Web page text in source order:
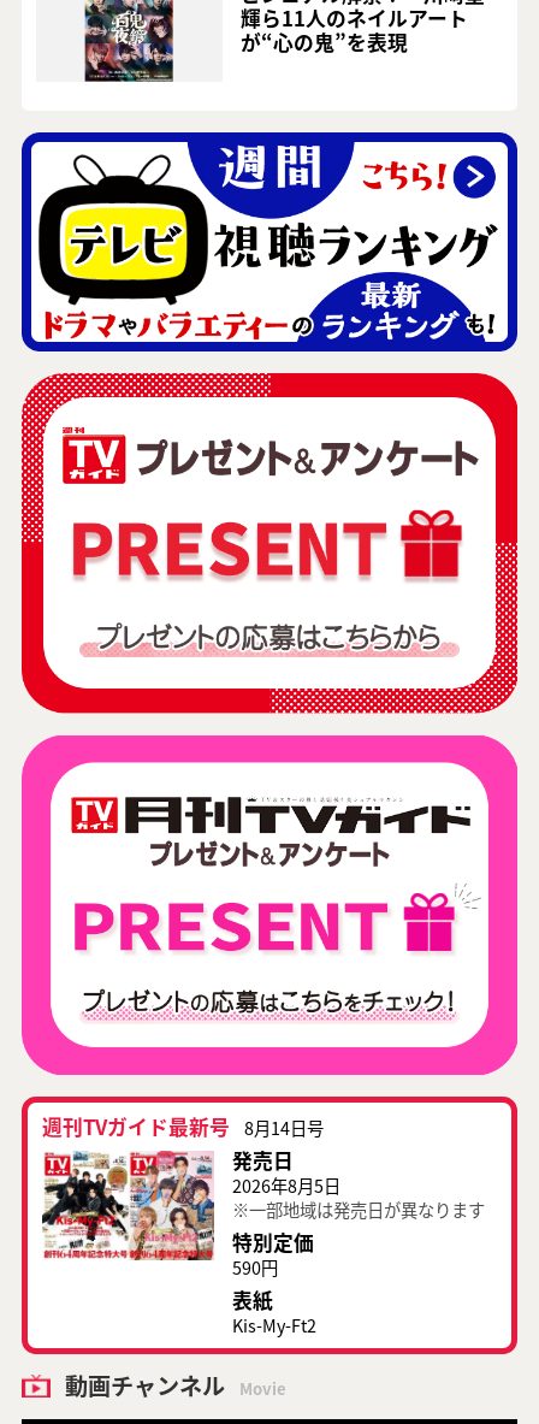
輝ら11人のネイルアート
が“心の鬼”を表現
週刊TVガイド最新号 8月14日号
発売日
2026年8月5日
※一部地域は発売日が異なります
特別定価
590円
表紙
Kis-My-Ft2
動画チャンネル Movie